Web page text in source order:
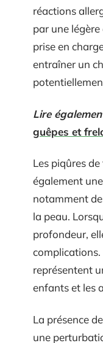
réactions
par une
prise en
entraîner un
Lire
guêpes et
Les piqûres
également
notamment
la peau.
profondeur,
complications.
représentent
enfants et les
La présence
une